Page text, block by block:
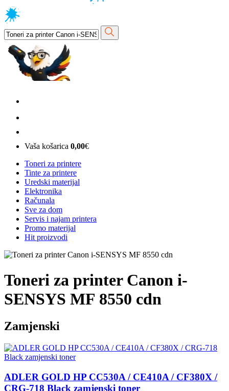
Vaša košarica 0,00€
Toneri za printere
Tinte za printere
Uredski materijal
Elektronika
Računala
Sve za dom
Servis i najam printera
Promo materijal
Hit proizvodi
Toneri za printer Canon i-
SENSYS MF 8550 cdn
Zamjenski
ADLER GOLD HP CC530A / CE410A / CF380X /
CRG-718 Black zamjenski toner